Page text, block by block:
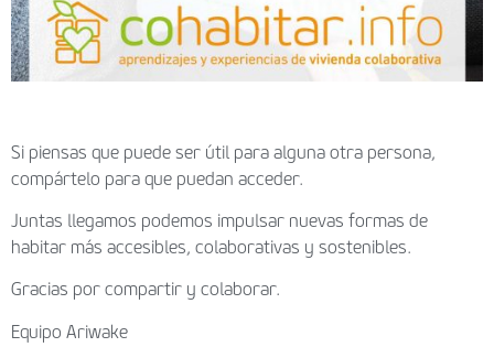
Si piensas que puede ser útil para alguna otra persona,
compártelo para que puedan acceder.
Juntas llegamos podemos impulsar nuevas formas de
habitar más accesibles, colaborativas y sostenibles.
Gracias por compartir y colaborar.
Equipo Ariwake